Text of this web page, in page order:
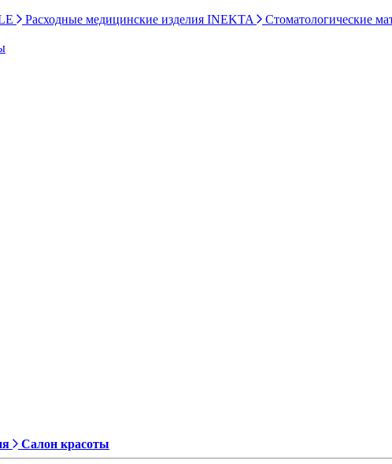
Расходные медицинские изделия INEKTA Стоматологические
Салон красоты